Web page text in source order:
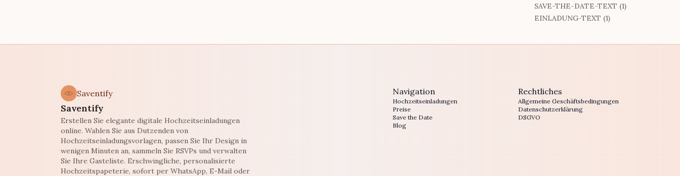
SAVE-THE-DATE-TEXT (1)
EINLADUNG-TEXT (1)
Saventify
Saventify
Erstellen Sie elegante digitale Hochzeitseinladungen
online. Wahlen Sie aus Dutzenden von
Hochzeitseinladungsvorlagen, passen Sie Ihr Design in
wenigen Minuten an, sammeln Sie RSVPs und verwalten
Sie Ihre Gasteliste. Erschwingliche, personalisierte
Hochzeitspapeterie, sofort per WhatsApp, E-Mail oder
Navigation
Hochzeitseinladungen
Preise
Save the Date
Blog
Rechtliches
Allgemeine Geschäftsbedingungen
Datenschutzerklärung
DSGVO